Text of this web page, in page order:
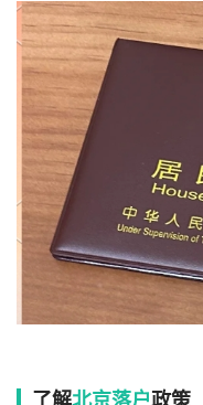
了解北京落户政策